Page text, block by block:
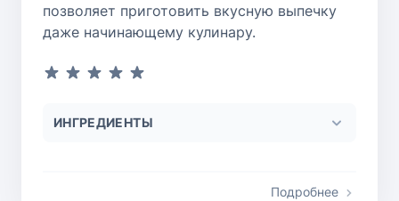
позволяет приготовить вкусную выпечку
даже начинающему кулинару.
ИНГРЕДИЕНТЫ
Подробнее